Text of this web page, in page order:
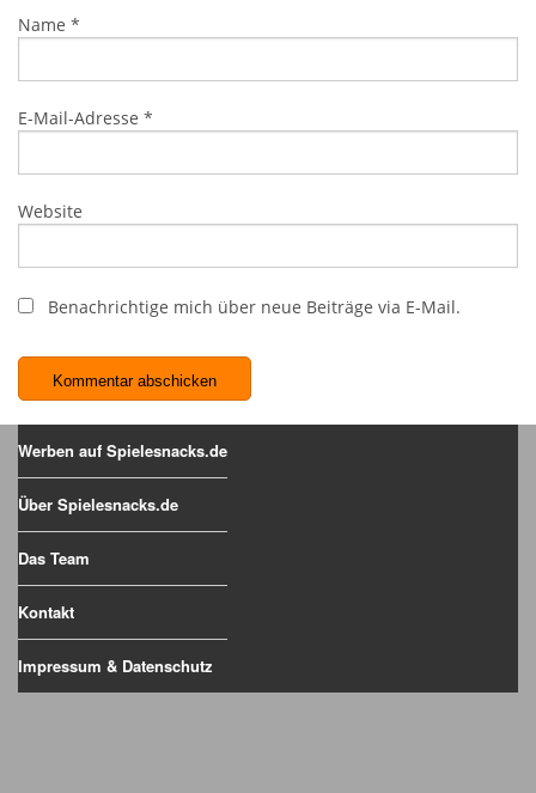
Name *
E-Mail-Adresse *
Website
Benachrichtige mich über neue Beiträge via E-Mail.
Werben auf Spielesnacks.de
Über Spielesnacks.de
Das Team
Kontakt
Impressum & Datenschutz